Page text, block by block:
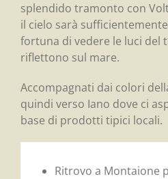
splendido tramonto con
il cielo sarà
fortuna di vedere le luci del
riflettono sul mare.
Accompagnati dai colori
quindi verso Iano dove ci
base di prodotti tipici locali.
Ritrovo a Montaione